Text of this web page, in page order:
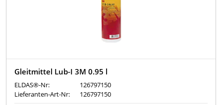
Gleitmittel Lub-I 3M 0.95 l
ELDAS®-Nr:
126797150
Lieferanten-Art-Nr:
126797150